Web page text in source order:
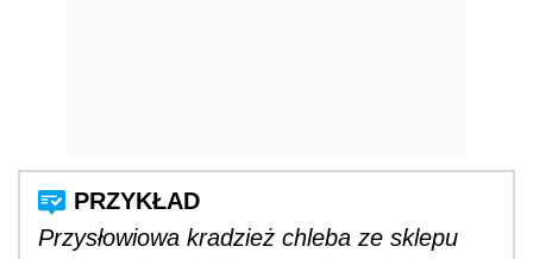
Przysłowiowa kradzież chleba ze sklepu